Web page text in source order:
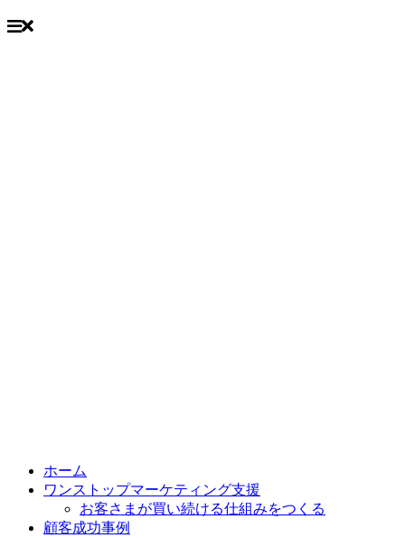
content
ホーム
ワンストップマーケティング支援
お客さまが買い続ける仕組みをつくる
顧客成功事例